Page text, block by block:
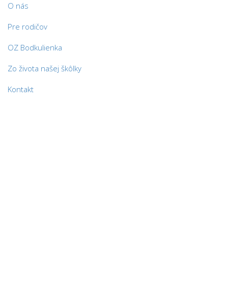
O nás
Pre rodičov
OZ Bodkulienka
Zo života našej škôlky
Kontakt